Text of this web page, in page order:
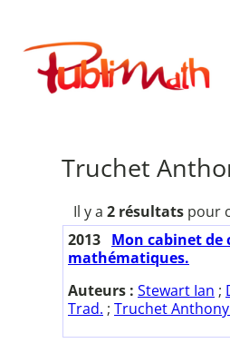
contenu
Publimath
Truchet
Il y a 2 résultats pour
2013 Mon cabinet de
mathématiques.
Auteurs : Stewart Ian ;
Trad. ; Truchet